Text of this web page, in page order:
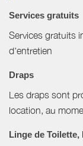
Services gratuits
Services gratuits
d'entretien
Draps
Les draps sont
location, au
Linge de